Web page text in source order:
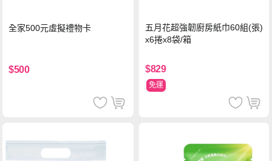
全家500元虛擬禮物卡
$500
五月花超強韌廚房紙巾60組(張)
x6捲x8袋/箱
$829
免運